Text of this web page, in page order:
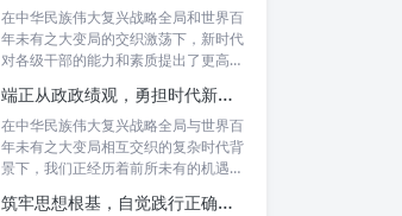
在中华民族伟大复兴战略全局和世界百
年未有之大变局的交织激荡下，新时代
对各级干部的能力和素质提出了更高要
端正从政政绩观，勇担时代新使命：新征程上的责任与担当
在中华民族伟大复兴战略全局与世界百
年未有之大变局相互交织的复杂时代背
景下，我们正经历着前所未有的机遇与
筑牢思想根基，自觉践行正确政绩观：以实绩赢得民心，以担当开创未来